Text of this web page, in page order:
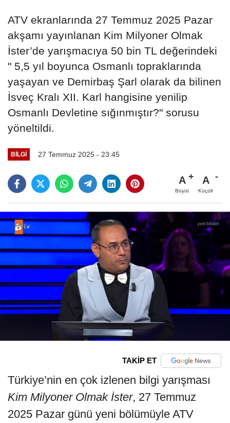
ATV ekranlarında 27 Temmuz 2025 Pazar
akşamı yayınlanan Kim Milyoner Olmak
İster’de yarışmacıya 50 bin TL değerindeki
" 5,5 yıl boyunca Osmanlı topraklarında
yaşayan ve Demirbaş Şarl olarak da bilinen
İsveç Kralı XII. Karl hangisine yenilip
Osmanlı Devletine sığınmıştır?" sorusu
yöneltildi.
BILGI 27 Temmuz 2025 - 23:45
A
Büyüt
A
Küçült
TAKİP ET
Türkiye’nin en çok izlenen bilgi yarışması
Kim Milyoner Olmak İster, 27 Temmuz
2025 Pazar günü yeni bölümüyle ATV